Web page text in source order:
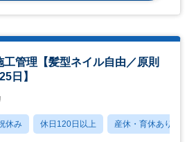
管理【髪型ネイル自由／原則
日】
休み 休日120日以上 産休・育休あり